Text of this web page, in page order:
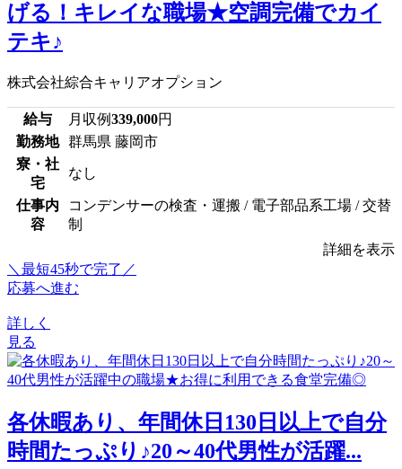
げる！キレイな職場★空調完備でカイ
テキ♪
株式会社綜合キャリアオプション
給与 月収例339,000円
勤務地
群馬県 藤岡市
寮・社
宅
なし
仕事内
容
コンデンサーの検査・運搬 / 電子部品系工場 / 交替
制
詳細を表示
＼最短45秒で完了／
応募へ進む
詳しく
見る
各休暇あり、年間休日130日以上で自分
時間たっぷり♪20～40代男性が活躍...